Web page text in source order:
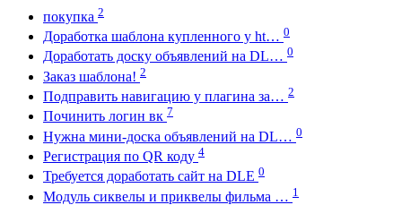
покупка 2
Доработка шаблона купленного у ht… 0
Доработать доску объявлений на DL… 0
Заказ шаблона! 2
Подправить навигацию у плагина за… 2
Починить логин вк 7
Нужна мини-доска объявлений на DL… 0
Регистрация по QR коду 4
Требуется доработать сайт на DLE 0
Модуль сиквелы и приквелы фильма … 1